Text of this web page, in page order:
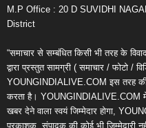
M.P Office : 20 D SUVIDHI
District
“समाचार से सम्बंधित किसी भी तरह के
द्वारा प्रस्तुत सामग्री ( समाचार / फोटो /
YOUNGINDIALIVE.COM इस तरह की
करता है। YOUNGINDIALIVE.COM में
खबर देने वाला स्वयं जिम्मेदार होगा,
प्रकाशक, संपादक की कोई भी जिम्मेदारी